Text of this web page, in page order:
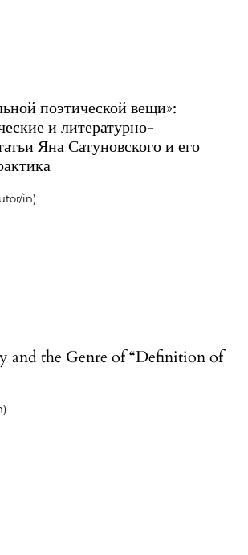
поэтической вещи»:
и литературно-
Яна Сатуновского и его
in)
and the Genre of “Definition of